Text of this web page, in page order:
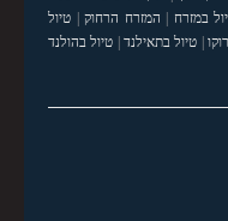
במזרח | המזרח הרחוק| טיול
| טיול בתאילנד| טיול בהולנד